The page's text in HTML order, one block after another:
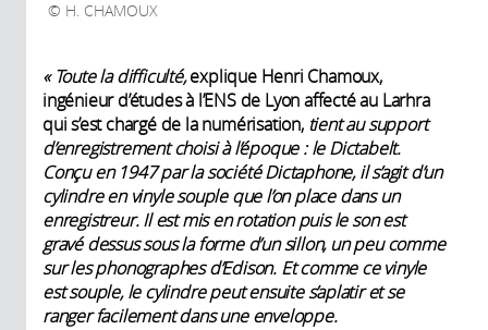
H. CHAMOUX
« Toute la difficulté,explique Henri Chamoux,
ingénieur d’études à l’ENS de Lyon affecté au Larhra
qui s’est chargé de la numérisation, tient au support
d’enregistrement choisi à l’époque : le Dictabelt.
Conçu en 1947 par la société Dictaphone, il s’agit d’un
cylindre en vinyle souple que l’on place dans un
enregistreur. Il est mis en rotation puis le son est
gravé dessus sous la forme d’un sillon, un peu comme
sur les phonographes d’Edison. Et comme ce vinyle
est souple, le cylindre peut ensuite s’aplatir et se
ranger facilement dans une enveloppe.